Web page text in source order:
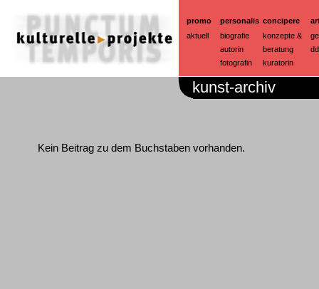
promo
aktuell
personalis
biografie
autorin
fotografin
concipere
konzepte &
beratung
kuratorin
kunst-archiv
Kein Beitrag zu dem Buchstaben vorhanden.